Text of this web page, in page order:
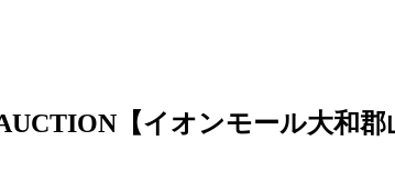
【イオンモール大和